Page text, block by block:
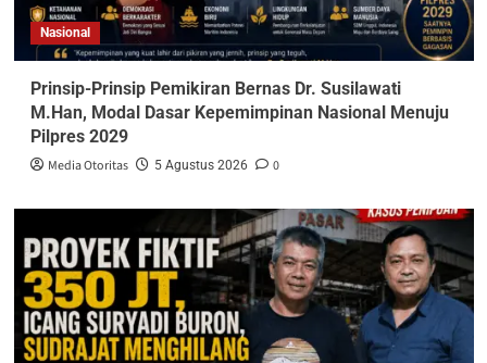
Nasional
Prinsip-Prinsip Pemikiran Bernas Dr. Susilawati
M.Han, Modal Dasar Kepemimpinan Nasional Menuju
Pilpres 2029
Media Otoritas 5 Agustus 2026 0